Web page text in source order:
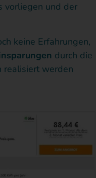
vorliegen und der
keine Erfahrungen,
durch die
realisiert werden